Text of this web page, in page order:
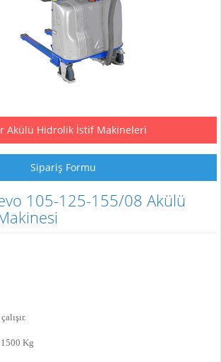
Akülü Hidrolik İstif Makineleri
Sipariş Formu
105-125-155/08 Akülü
Kg